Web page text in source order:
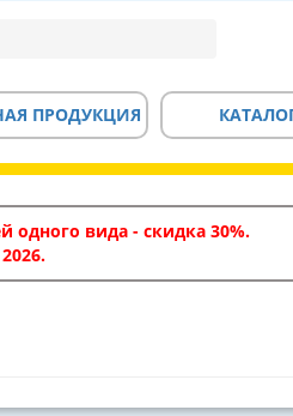
ПРОДУКЦИЯ
одного вида - скидка 30%.